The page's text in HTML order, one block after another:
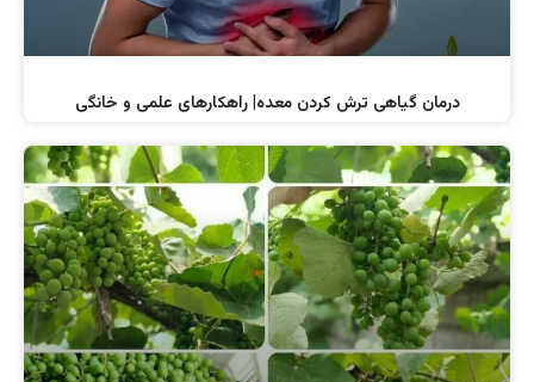
درمان گیاهی ترش کردن معده| راهکارهای علمی و خانگی